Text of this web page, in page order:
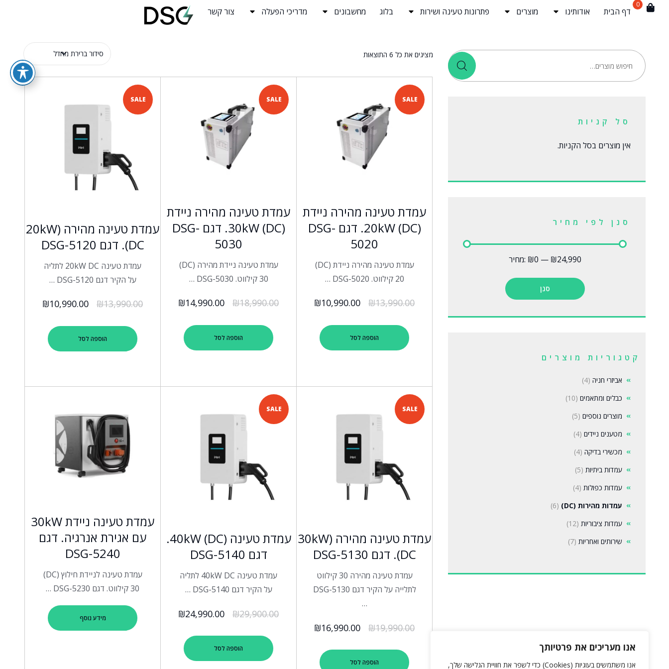
אנו מעריכים את פרטיותך
אנו משתמשים בעוגיות (Cookies) כדי לשפר את חוויית הגלישה שלך,
0
דף הבית אודותינו מוצרים פתרונות טעינה ושירות בלוג מחשבונים מדריכי הפעלה צור קשר
מציגים את כל ⁦6⁩ התוצאות
SALE
עמדת טעינה מהירה ניידת
(20kW (DC. דגם DSG-
5020
עמדת טעינה מהירה ניידת (DC)
20 קילווט. DSG-5020 …
₪13,990.00
₪10,990.00
הוספה לסל
SALE
עמדת טעינה מהירה ניידת
(30kW (DC. דגם DSG-
5030
עמדת טעינה ניידת מהירה (DC)
30 קילווט. DSG-5030 …
₪18,990.00
₪14,990.00
הוספה לסל
SALE
עמדת טעינה מהירה (20kW
(DC. דגם DSG-5120
עמדת טעינה 20kW DC לתליה
על הקיר דגם DSG-5120 …
₪13,990.00
₪10,990.00
הוספה לסל
SALE
עמדת טעינה מהירה (30kW
(DC. דגם DSG-5130
עמדת טעינה מהירה 30 קילווט
לתלייה על הקיר דגם DSG-5130
…
₪19,990.00
₪16,990.00
הוספה לסל
SALE
עמדת טעינה (40kW (DC.
דגם DSG-5140
עמדת טעינה 40kW DC לתליה
על הקיר דגם DSG-5140 …
₪29,900.00
₪24,990.00
הוספה לסל
עמדת טעינה ניידת 30kW
עם אגירת אנרגיה. דגם
DSG-5240
עמדת טעינה לניידת חילוץ (DC)
30 קילווט. דגם DSG-5230 …
מידע נוסף
סל קניות
אין מוצרים בסל הקניות.
סנן לפי מחיר
סנן
מחיר: ₪0 — ₪24,990
קטגוריות מוצרים
אביזרי חניה (4)
כבלים ומתאמים (10)
מוצרים נוספים (5)
מטענים ניידים (4)
מכשירי בדיקה (4)
עמדות ביתיות (5)
עמדות כפולות (4)
עמדות מהירות (DC)
(6)
עמדות ציבוריות (12)
שירותים ואחריות (7)